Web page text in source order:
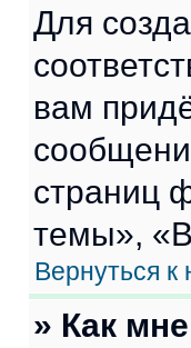
Для
вам
страниц
темы»,
Вернуться к
» Как